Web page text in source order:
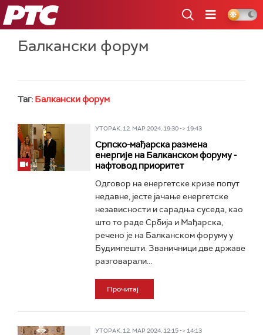
РТС
Балкански форум
Таг: Балкански форум
УТОРАК, 12. МАР 2024, 19:30 -> 19:43
Српско-мађарска размена
енергије на Балканском форуму -
нафтовод приоритет
Одговор на енергетске кризе попут
недавне, јесте јачање енергетске
независности и сарадња суседа, као
што то раде Србија и Мађарска,
речено је на Балканском форуму у
Будимпешти. Званичници две државе
разговарали...
Прочитај
УТОРАК, 12. МАР 2024, 12:15 -> 14:13